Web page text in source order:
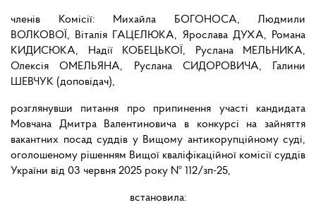
членів Комісії: Михайла БОГОНОСА, Людмили
ВОЛКОВОЇ, Віталія ГАЦЕЛЮКА, Ярослава ДУХА, Романа
КИДИСЮКА, Надії КОБЕЦЬКОЇ, Руслана МЕЛЬНИКА,
Олексія ОМЕЛЬЯНА, Руслана СИДОРОВИЧА, Галини
ШЕВЧУК (доповідач),
розглянувши питання про припинення участі кандидата
Мовчана Дмитра Валентиновича в конкурсі на зайняття
вакантних посад суддів у Вищому антикорупційному суді,
оголошеному рішенням Вищої кваліфікаційної комісії суддів
України від 03 червня 2025 року № 112/зп-25,
встановила: